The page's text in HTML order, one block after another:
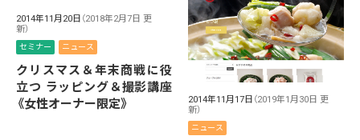
2014年11月20日 （2018年2月7日 更
新）
セミナー ニュース
クリスマス＆年末商戦に役
立つ ラッピング＆撮影講座
《女性オーナー限定》
2014年11月17日 （2019年1月30日 更
新）
ニュース